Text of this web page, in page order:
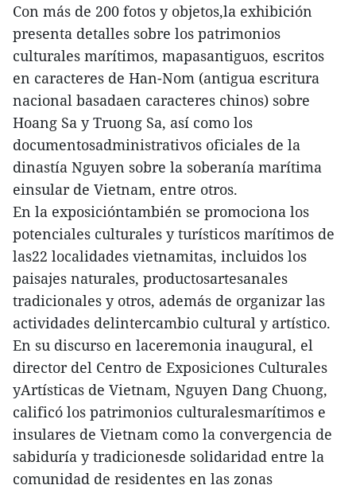
Con más de 200 fotos y objetos,la exhibición
presenta detalles sobre los patrimonios
culturales marítimos, mapasantiguos, escritos
en caracteres de Han-Nom (antigua escritura
nacional basadaen caracteres chinos) sobre
Hoang Sa y Truong Sa, así como los
documentosadministrativos oficiales de la
dinastía Nguyen sobre la soberanía marítima
einsular de Vietnam, entre otros.
En la exposicióntambién se promociona los
potenciales culturales y turísticos marítimos de
las22 localidades vietnamitas, incluidos los
paisajes naturales, productosartesanales
tradicionales y otros, además de organizar las
actividades delintercambio cultural y artístico.
En su discurso en laceremonia inaugural, el
director del Centro de Exposiciones Culturales
yArtísticas de Vietnam, Nguyen Dang Chuong,
calificó los patrimonios culturalesmarítimos e
insulares de Vietnam como la convergencia de
sabiduría y tradicionesde solidaridad entre la
comunidad de residentes en las zonas